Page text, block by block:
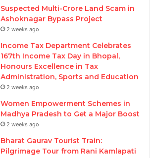
Suspected Multi-Crore Land Scam in
Ashoknagar Bypass Project
2 weeks ago
Income Tax Department Celebrates
167th Income Tax Day in Bhopal,
Honours Excellence in Tax
Administration, Sports and Education
2 weeks ago
Women Empowerment Schemes in
Madhya Pradesh to Get a Major Boost
2 weeks ago
Bharat Gaurav Tourist Train:
Pilgrimage Tour from Rani Kamlapati